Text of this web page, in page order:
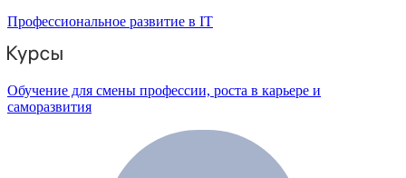
Профессиональное развитие в IT
Обучение для смены профессии, роста в карьере и
саморазвития